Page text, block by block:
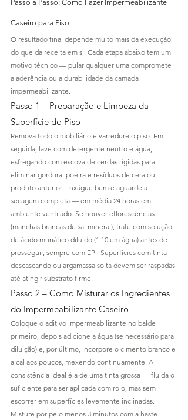
Passo a Passo: Como Fazer Impermeabilizante
Caseiro para Piso
O resultado final depende muito mais da execução
do que da receita em si. Cada etapa abaixo tem um
motivo técnico — pular qualquer uma compromete
a aderência ou a durabilidade da camada
impermeabilizante.
Passo 1 – Preparação e Limpeza da
Superfície do Piso
Remova todo o mobiliário e varredure o piso. Em
seguida, lave com detergente neutro e água,
esfregando com escova de cerdas rígidas para
eliminar gordura, poeira e resíduos de cera ou
produto anterior. Enxágue bem e aguarde a
secagem completa — em média 24 horas em
ambiente ventilado. Se houver eflorescências
(manchas brancas de sal mineral), trate com solução
de ácido muriático diluído (1:10 em água) antes de
prosseguir, sempre com EPI. Superfícies com tinta
descascando ou argamassa solta devem ser raspadas
até atingir substrato firme.
Passo 2 – Como Misturar os Ingredientes
do Impermeabilizante Caseiro
Coloque o aditivo impermeabilizante no balde
primeiro, depois adicione a água (se necessário para
diluição) e, por último, incorpore o cimento branco e
a cal aos poucos, mexendo continuamente. A
consistência ideal é a de uma tinta grossa — fluida o
suficiente para ser aplicada com rolo, mas sem
escorrer em superfícies levemente inclinadas.
Misture por pelo menos 3 minutos com a haste